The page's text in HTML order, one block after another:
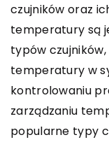
czujników oraz
temperatury są
typów
temperatury w
kontrolowaniu
zarządzaniu
popularne typy